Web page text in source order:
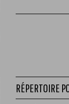
RÉPERTOIRE